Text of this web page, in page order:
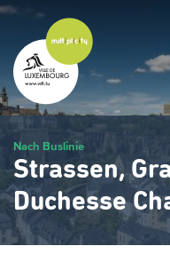
Zum
Hauptinhalt
gehen
Nach Buslinie
Strassen,
Duchesse